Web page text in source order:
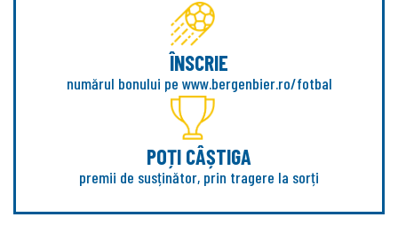
ÎNSCRIE
numărul bonului pe www.bergenbier.ro/fotbal
POȚI CÂȘTIGA
premii de susținător, prin tragere la sorți